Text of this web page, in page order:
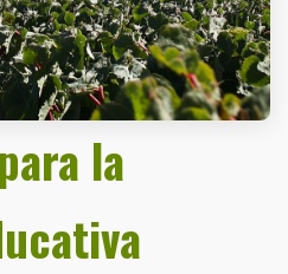
la